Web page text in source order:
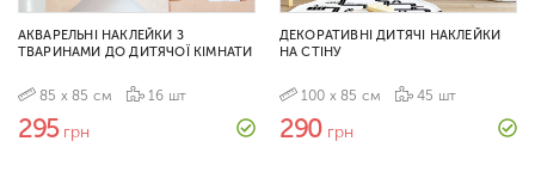
АКВАРЕЛЬНІ НАКЛЕЙКИ З
ТВАРИНАМИ ДО ДИТЯЧОЇ КІМНАТИ
85 х 85 см 16 шт
295грн
ДЕКОРАТИВНІ ДИТЯЧІ НАКЛЕЙКИ
НА СТІНУ
100 х 85 см 45 шт
290 грн